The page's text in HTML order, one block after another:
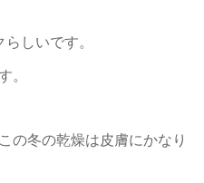
しいです。
。
の冬の乾燥は皮膚にかなり